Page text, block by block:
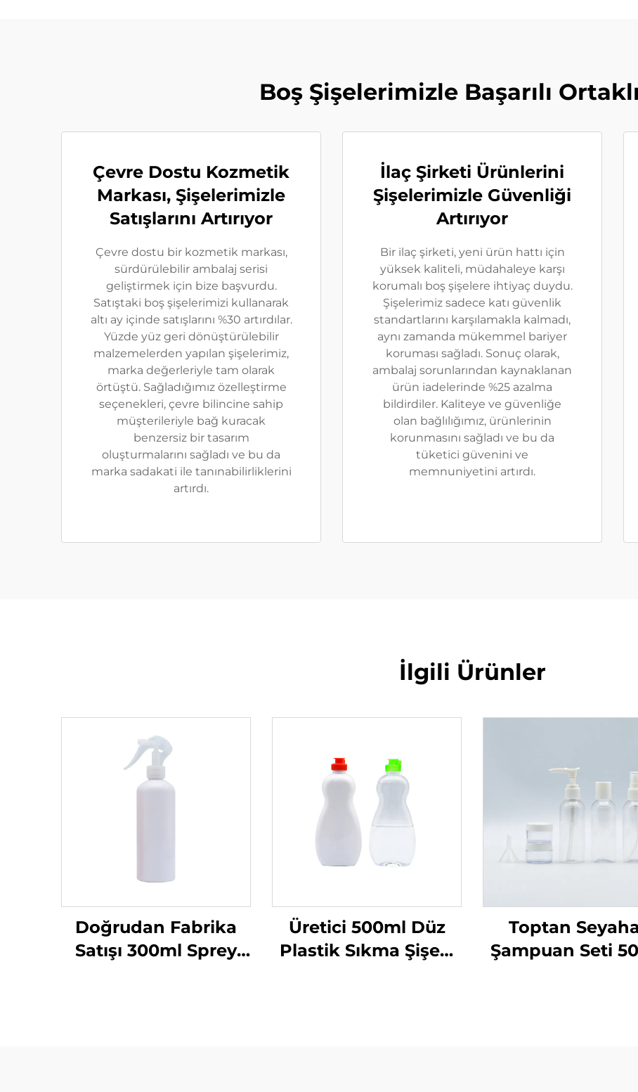
Boş Şişelerimizle Başarılı
Çevre Dostu Kozmetik
Markası, Şişelerimizle
Satışlarını Artırıyor
Çevre dostu bir kozmetik markası,
sürdürülebilir ambalaj serisi
geliştirmek için bize başvurdu.
Satıştaki boş şişelerimizi kullanarak
altı ay içinde satışlarını %30 artırdılar.
Yüzde yüz geri dönüştürülebilir
malzemelerden yapılan şişelerimiz,
marka değerleriyle tam olarak
örtüştü. Sağladığımız özelleştirme
seçenekleri, çevre bilincine sahip
müşterileriyle bağ kuracak
benzersiz bir tasarım
oluşturmalarını sağladı ve bu da
marka sadakati ile tanınabilirliklerini
artırdı.
İlaç Şirketi Ürünlerini
Şişelerimizle Güvenliği
Artırıyor
Bir ilaç şirketi, yeni ürün hattı için
yüksek kaliteli, müdahaleye karşı
korumalı boş şişelere ihtiyaç duydu.
Şişelerimiz sadece katı güvenlik
standartlarını karşılamakla kalmadı,
aynı zamanda mükemmel bariyer
koruması sağladı. Sonuç olarak,
ambalaj sorunlarından kaynaklanan
ürün iadelerinde %25 azalma
bildirdiler. Kaliteye ve güvenliğe
olan bağlılığımız, ürünlerinin
korunmasını sağladı ve bu da
tüketici güvenini ve
memnuniyetini artırdı.
İlgili Ürünler
Doğrudan Fabrika
Satışı 300ml Sprey
Üretici 500ml Düz
Plastik Sıkma Şişesi
Toptan
Şampuan Seti